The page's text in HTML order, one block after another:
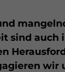
sind auch
wir